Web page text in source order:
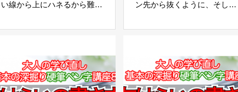
い線から上にハネるから難し
き方【戈（か）法の書き方】
ン先から抜くように、そして
（跳ねてはいけない）【ハネ